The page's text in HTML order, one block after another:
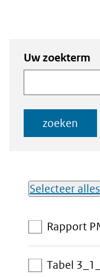
Zoeken
naar
Zoeken naar
Uw zoekterm
zoeken
Selecteer alles
downloadbare
Rapport
Tabel